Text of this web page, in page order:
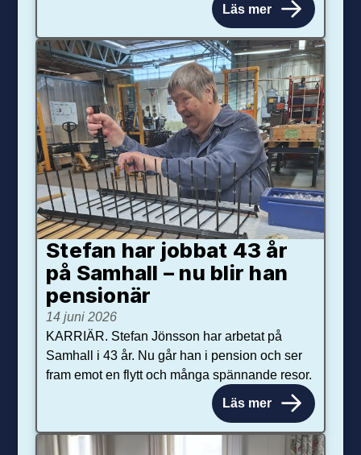
Läs mer
Stefan har jobbat 43 år
på Samhall – nu blir han
pensionär
14 juni 2026
KARRIÄR. Stefan Jönsson har arbetat på
Samhall i 43 år. Nu går han i pension och ser
fram emot en flytt och många spännande resor.
Läs mer